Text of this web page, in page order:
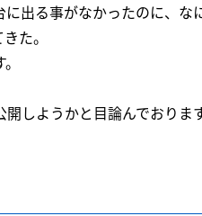
出る事がなかったのに、な
た。
しようかと目論んでおりま